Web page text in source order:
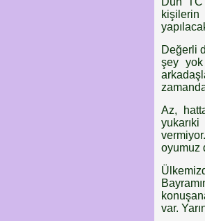
Değerli
şey
Az,
oyumuz
var.